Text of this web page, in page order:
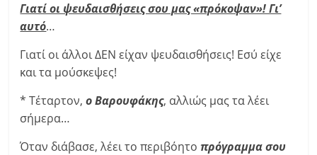
Γιατί οι ψευδαισθήσεις σου μας «πρόκοψαν»! Γι’
αυτό…
Γιατί οι άλλοι ΔΕΝ είχαν ψευδαισθήσεις! Εσύ είχε
και τα μούσκεψες!
* Τέταρτον,ο Βαρουφάκης, αλλιώς μας τα λέει
σήμερα…
Όταν διάβασε, λέει το περιβόητοπρόγραμμα σου